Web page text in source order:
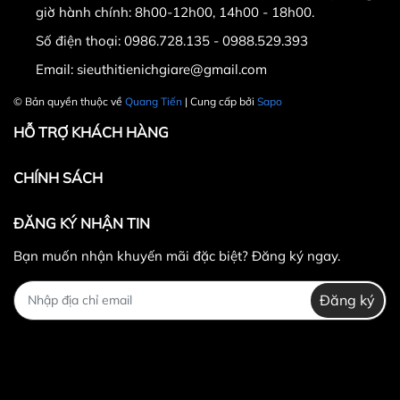
Có thể điều chỉnh độ cao của ròng rọc với nhiều
vị trí khác nhau, từ trên xuống dưới tùy thuộc
vào mỗi bài tập.
Ngoài ra giàn tạ còn được thiết kế thêm
đơnhỗ trợ các bài tập lưng xô.
Giàn tập tạ đa năng ES2100 thuộc dòng
phòng tập gym. Sản phẩm hỗ trợ nhiều tính
năng, vận hành êm ái, và kết hợp cùng nhiều
phụ kiện đi kèm khác.
Khách hàng có thể sử dụng Impulse ES2100 để
luyện tập nhiều bài tập đa dạng tác động lên
ngực, cơ lưng, xô, bắp tay, cơ cầu vai, cơ bụng,
cơ mông, cơ đùi,…
giờ hành chính: 8h00-12h00, 14h00 - 18h00.
Số điện thoại: 0986.728.135 - 0988.529.393
Email: sieuthitienichgiare@gmail.com
© Bản quyền thuộc về Quang Tiến | Cung cấp bởi Sapo
HỖ TRỢ KHÁCH HÀNG
CHÍNH SÁCH
ĐĂNG KÝ NHẬN TIN
Bạn muốn nhận khuyến mãi đặc biệt? Đăng ký ngay.
Đăng ký